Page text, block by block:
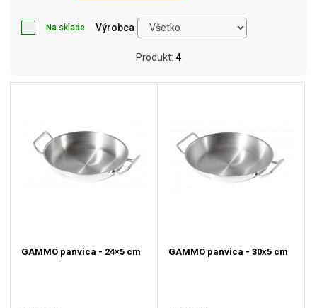
Na sklade Výrobca
Produkt: 4
GAMMO panvica - 24×5 cm GAMMO panvica - 30x5 cm